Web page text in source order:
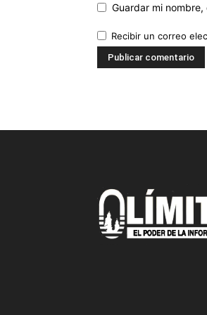
Guardar mi
Recibir un correo